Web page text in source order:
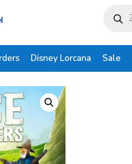
zoeken
Disney Lorcana Sale